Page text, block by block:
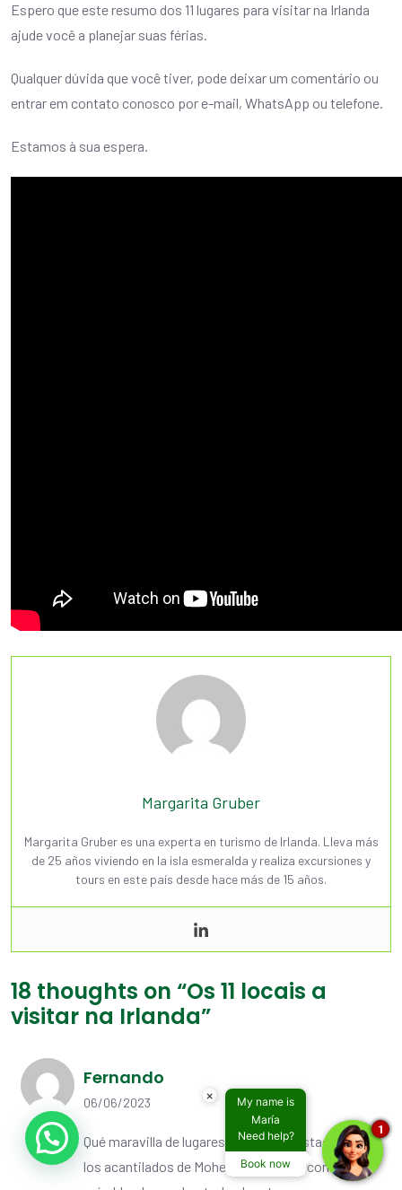
Espero que este resumo dos 11 lugares para visitar na Irlanda
ajude você a planejar suas férias.
Qualquer dúvida que você tiver, pode deixar um comentário ou
entrar em contato conosco por e-mail, WhatsApp ou telefone.
Estamos à sua espera.
Margarita Gruber
Margarita Gruber es una experta en turismo de Irlanda. Lleva más
de 25 años viviendo en la isla esmeralda y realiza excursiones y
tours en este país desde hace más de 15 años.
18 thoughts on “Os 11 locais a
visitar na Irlanda”
Fernando
06/06/2023
Qué maravilla de lugares. Yo solo he estado en
los acantilados de Moher, pero quiero conocer
×
My name is
María
Need help?
Book now
1